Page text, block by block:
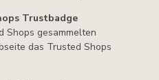
Trustbadge
Shops gesammelten
das Trusted Shops